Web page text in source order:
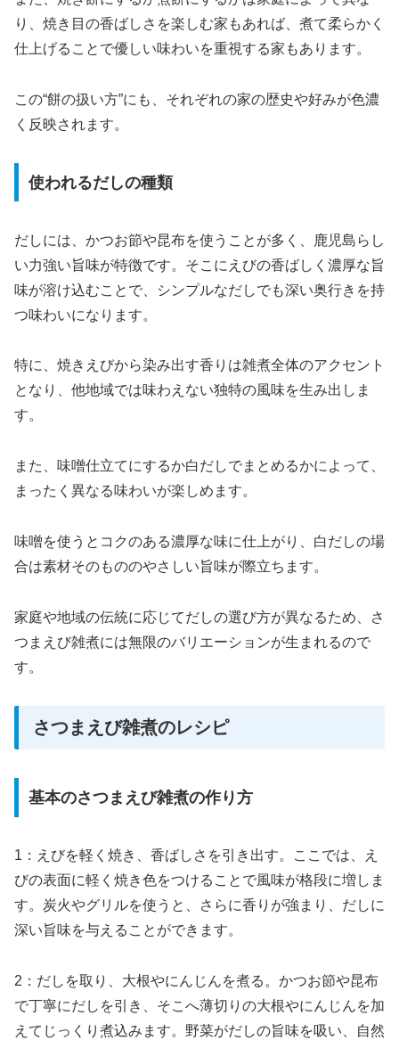
り、焼き目の香ばしさを楽しむ家もあれば、煮て柔らかく
仕上げることで優しい味わいを重視する家もあります。
この“餅の扱い方”にも、それぞれの家の歴史や好みが色濃
く反映されます。
使われるだしの種類
だしには、かつお節や昆布を使うことが多く、鹿児島らし
い力強い旨味が特徴です。そこにえびの香ばしく濃厚な旨
味が溶け込むことで、シンプルなだしでも深い奥行きを持
つ味わいになります。
特に、焼きえびから染み出す香りは雑煮全体のアクセント
となり、他地域では味わえない独特の風味を生み出しま
す。
また、味噌仕立てにするか白だしでまとめるかによって、
まったく異なる味わいが楽しめます。
味噌を使うとコクのある濃厚な味に仕上がり、白だしの場
合は素材そのもののやさしい旨味が際立ちます。
家庭や地域の伝統に応じてだしの選び方が異なるため、さ
つまえび雑煮には無限のバリエーションが生まれるので
す。
さつまえび雑煮のレシピ
基本のさつまえび雑煮の作り方
1：えびを軽く焼き、香ばしさを引き出す。ここでは、え
びの表面に軽く焼き色をつけることで風味が格段に増しま
す。炭火やグリルを使うと、さらに香りが強まり、だしに
深い旨味を与えることができます。
2：だしを取り、大根やにんじんを煮る。かつお節や昆布
で丁寧にだしを引き、そこへ薄切りの大根やにんじんを加
えてじっくり煮込みます。野菜がだしの旨味を吸い、自然